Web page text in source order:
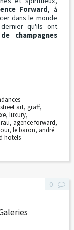
Forward, à
dans le monde
qu'ils ont
champagnes
street art,graff,
, luxury,
, agence forward,
, le baron, andré
hotels
0